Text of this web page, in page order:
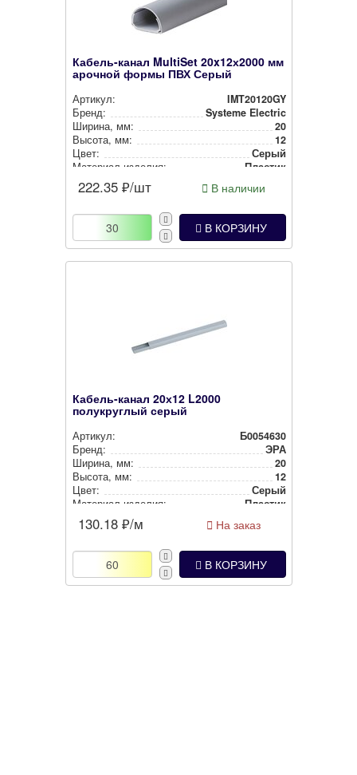
Кабель-канал MultiSet 20x12х2000 мм
арочной формы ПВХ Серый
Артикул:
IMT20120GY
Бренд:
Systeme Electric
Ширина, мм:
20
Высота, мм:
12
Цвет:
Серый
Материал изделия:
Пластик
222.35 ₽/шт В наличии
В КОРЗИНУ
Кабель-канал 20х12 L2000
полукруглый серый
Артикул:
Б0054630
Бренд:
ЭРА
Ширина, мм:
20
Высота, мм:
12
Цвет:
Серый
Материал изделия:
Пластик
130.18 ₽/м На заказ
В КОРЗИНУ